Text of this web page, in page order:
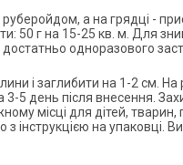
а на грядці -
50 г на 15-25 кв. м. Для
одноразового
і заглибити на 1-2 см. На
5 день після внесення.
місці для дітей, тварин,
інструкцією на упаковці.